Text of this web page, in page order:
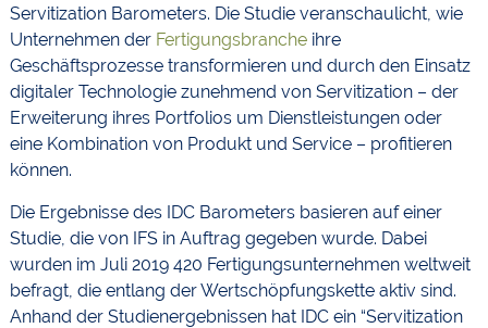
Servitization Barometers. Die Studie veranschaulicht, wie
Unternehmen der Fertigungsbrancheihre
Geschäftsprozesse transformieren und durch den Einsatz
digitaler Technologie zunehmend von Servitization – der
Erweiterung ihres Portfolios um Dienstleistungen oder
eine Kombination von Produkt und Service – profitieren
können.
Die Ergebnisse des IDC Barometers basieren auf einer
Studie, die von IFS in Auftrag gegeben wurde. Dabei
wurden im Juli 2019 420 Fertigungsunternehmen weltweit
befragt, die entlang der Wertschöpfungskette aktiv sind.
Anhand der Studienergebnissen hat IDC ein “Servitization